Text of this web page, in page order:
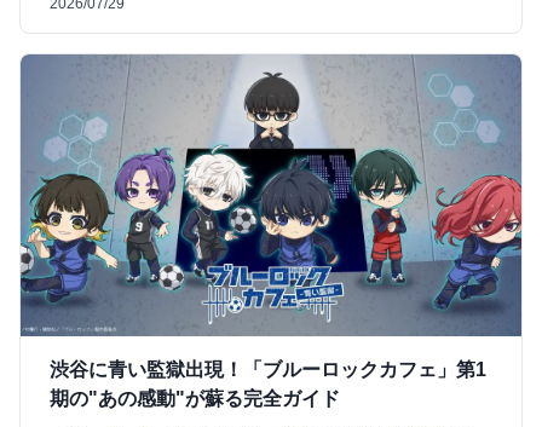
渋谷に青い監獄出現！「ブルーロックカフェ」第1
期の"あの感動"が蘇る完全ガイド